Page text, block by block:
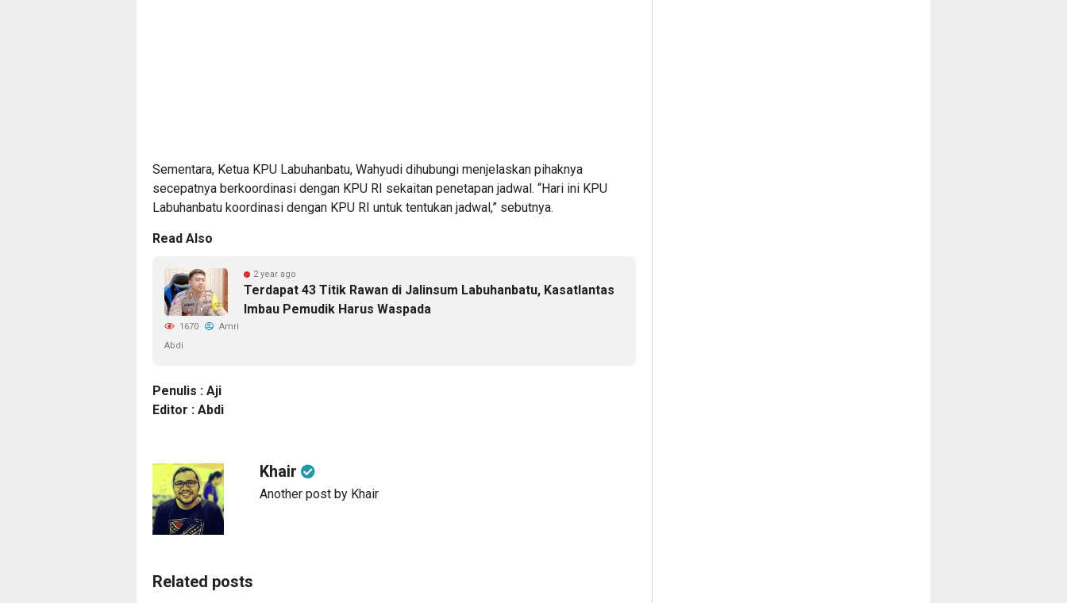
Sementara, Ketua KPU Labuhanbatu, Wahyudi dihubungi menjelaskan pihaknya
secepatnya berkoordinasi dengan KPU RI sekaitan penetapan jadwal. “Hari ini KPU
Labuhanbatu koordinasi dengan KPU RI untuk tentukan jadwal,” sebutnya.
Read Also
2 year ago
Terdapat 43 Titik Rawan di Jalinsum Labuhanbatu, Kasatlantas
Imbau Pemudik Harus Waspada
1670
Amri
Abdi
Penulis : Aji
Editor : Abdi
Khair
Another post by Khair
Related posts